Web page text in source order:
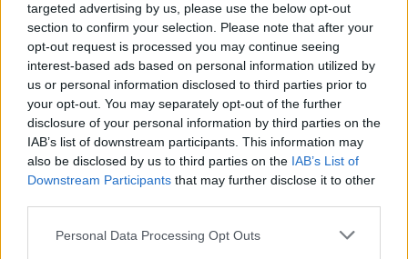
targeted advertising by us, please use the below opt-out
section to confirm your selection. Please note that after your
opt-out request is processed you may continue seeing
interest-based ads based on personal information utilized by
us or personal information disclosed to third parties prior to
your opt-out. You may separately opt-out of the further
disclosure of your personal information by third parties on the
IAB’s list of downstream participants. This information may
also be disclosed by us to third parties on the IAB’s List of
Downstream Participants that may further disclose it to other
Personal Data Processing Opt Outs
00:01:39
Po tragedijos Lenkijoje dalis pabėgimo kambarių
nedelsiant uždaryti
Žinios | Pasaulis
00:04:08
Į teismą atvykęs karys kreipėsi į tragiškoje avarijoje
žuvusiųjų artimuosius
Žinios | Lietuvos diena
00:01:19
Kraupūs avarijos vaizdai: karinio sunkvežimio